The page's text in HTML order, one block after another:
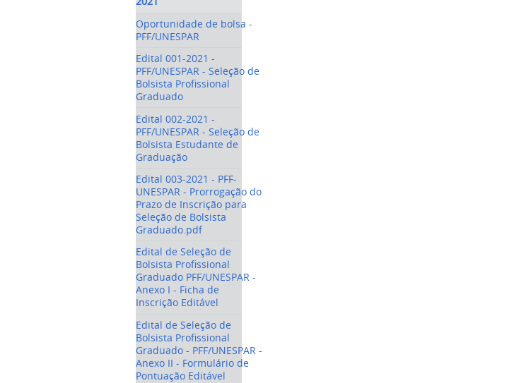
Oportunidade de bolsa -
PFF/UNESPAR
Edital 001-2021 -
PFF/UNESPAR - Seleção de
Bolsista Profissional
Graduado
Edital 002-2021 -
PFF/UNESPAR - Seleção de
Bolsista Estudante de
Graduação
Edital 003-2021 - PFF-
UNESPAR - Prorrogação do
Prazo de Inscrição para
Seleção de Bolsista
Graduado.pdf
Edital de Seleção de
Bolsista Profissional
Graduado PFF/UNESPAR -
Anexo I - Ficha de
Inscrição Editável
Edital de Seleção de
Bolsista Profissional
Graduado - PFF/UNESPAR -
Anexo II - Formulário de
Pontuação Editável